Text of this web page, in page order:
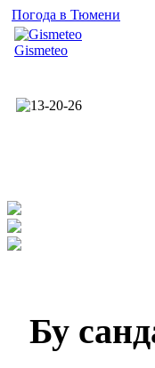
Погода в Тюмени
Gismeteo
Бу